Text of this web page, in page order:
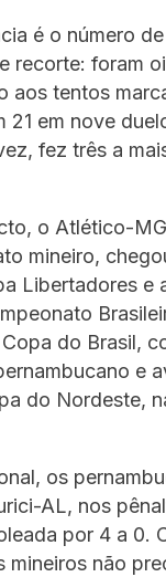
é o número
recorte: foram
aos tentos
21 em nove
fez três a
o Atlético-
mineiro,
Libertadores e
do Brasil,
e
do Nordeste,
os
AL, nos
por 4 a 0.
mineiros não